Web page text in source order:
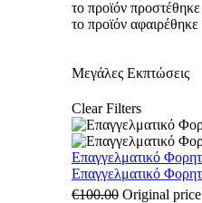
το προϊόν
το προϊόν
Μεγάλες Εκπτώσεις
Clear Filters
Επαγγελματικό
Επαγγελματικό
€100.00 Original